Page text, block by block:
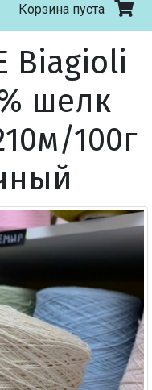
Корзина пуста
Biagioli
шелк
100г